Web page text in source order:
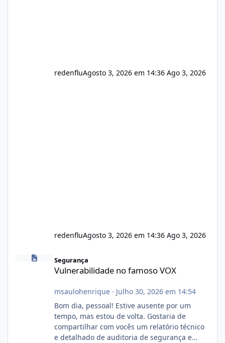
redenfluAgosto 3, 2026 em 14:36 Ago 3, 2026
redenfluAgosto 3, 2026 em 14:36 Ago 3, 2026
Vulnerabilidade no famoso VOX
Segurança
Vulnerabilidade no famoso VOX
msaulohenrique· Julho 30, 2026 em 14:54
Bom dia, pessoal! Estive ausente por um
tempo, mas estou de volta. Gostaria de
compartilhar com vocês um relatório técnico
e detalhado de auditoria de segurança e